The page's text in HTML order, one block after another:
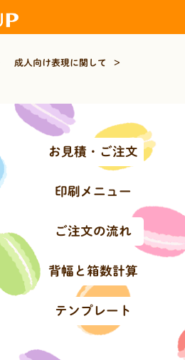
成人向け表現に関して >
お見積・ご注文
印刷メニュー
ご注文の流れ
背幅と箱数計算
テンプレート